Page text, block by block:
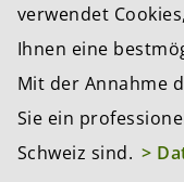
PARTNER
verwendet
Ihnen eine
Mit der Annahme
Sie ein
Schweiz sind. >